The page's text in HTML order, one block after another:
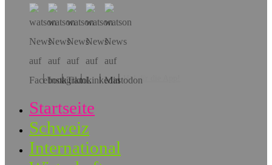
Hol dir die App!
Startseite
Schweiz
International